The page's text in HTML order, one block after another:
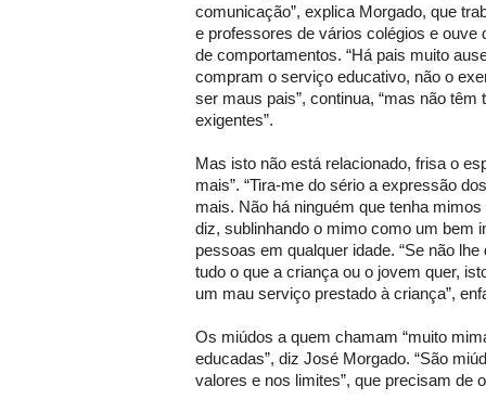
comunicação”, explica Morgado, que
e professores de vários colégios e ouve
de comportamentos. “Há pais muito
compram o serviço educativo, não o
ser maus pais”, continua, “mas não têm
exigentes”.
Mas isto não está relacionado, frisa o
mais”. “Tira-me do sério a expressão
mais. Não há ninguém que tenha
diz, sublinhando o mimo como um bem
pessoas em qualquer idade. “Se não
tudo o que a criança ou o jovem quer,
um mau serviço prestado à criança”,
Os miúdos a quem chamam “muito
educadas”, diz José Morgado. “São
valores e nos limites”, que precisam de